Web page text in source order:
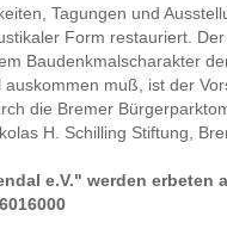
Tagungen und
Form restauriert.
Baudenkmalscharakter
muß, ist der
die Bremer
H. Schilling Stiftung,
e.V." werden erbeten